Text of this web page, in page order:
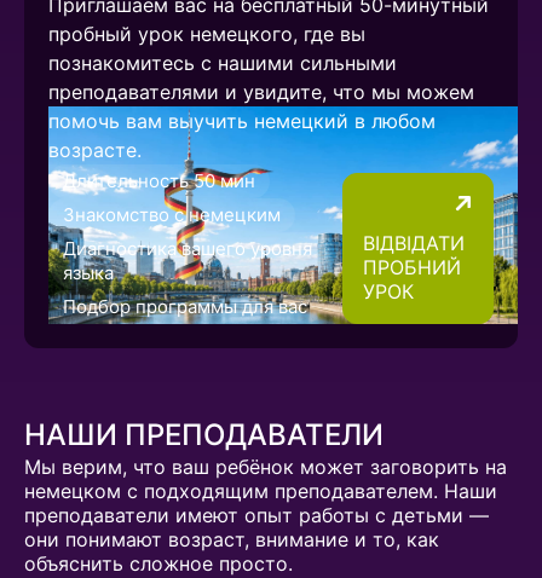
Приглашаем вас на бесплатный 50-минутный
пробный урок немецкого, где вы
познакомитесь с нашими сильными
преподавателями и увидите, что мы можем
помочь вам выучить немецкий в любом
возрасте.
Длительность 50 мин
Знакомство с немецким
Диагностика вашего уровня
языка
Подбор программы для вас
ВІДВІДАТИ
ПРОБНИЙ
УРОК
НАШИ ПРЕПОДАВАТЕЛИ
Мы верим, что ваш ребёнок может заговорить на
немецком с подходящим преподавателем. Наши
преподаватели имеют опыт работы с детьми —
они понимают возраст, внимание и то, как
объяснить сложное просто.